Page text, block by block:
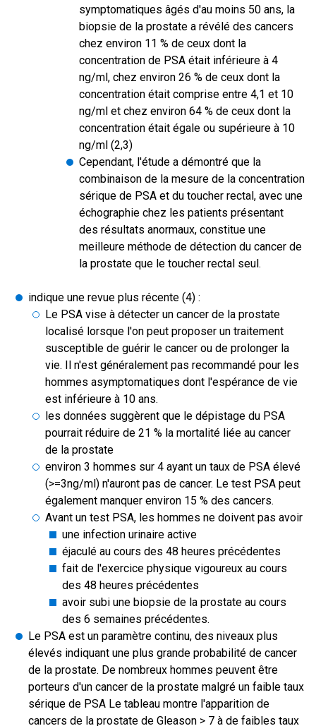
symptomatiques âgés d'au moins 50 ans, la
biopsie de la prostate a révélé des cancers
chez environ 11 % de ceux dont la
concentration de PSA était inférieure à 4
ng/ml, chez environ 26 % de ceux dont la
concentration était comprise entre 4,1 et 10
ng/ml et chez environ 64 % de ceux dont la
concentration était égale ou supérieure à 10
ng/ml (2,3)
Cependant, l'étude a démontré que la
combinaison de la mesure de la concentration
sérique de PSA et du toucher rectal, avec une
échographie chez les patients présentant
des résultats anormaux, constitue une
meilleure méthode de détection du cancer de
la prostate que le toucher rectal seul.
indique une revue plus récente (4) :
Le PSA vise à détecter un cancer de la prostate
localisé lorsque l'on peut proposer un traitement
susceptible de guérir le cancer ou de prolonger la
vie. Il n'est généralement pas recommandé pour les
hommes asymptomatiques dont l'espérance de vie
est inférieure à 10 ans.
les données suggèrent que le dépistage du PSA
pourrait réduire de 21 % la mortalité liée au cancer
de la prostate
environ 3 hommes sur 4 ayant un taux de PSA élevé
(>=3ng/ml) n'auront pas de cancer. Le test PSA peut
également manquer environ 15 % des cancers.
Avant un test PSA, les hommes ne doivent pas avoir
une infection urinaire active
éjaculé au cours des 48 heures précédentes
fait de l'exercice physique vigoureux au cours
des 48 heures précédentes
avoir subi une biopsie de la prostate au cours
des 6 semaines précédentes.
Le PSA est un paramètre continu, des niveaux plus
élevés indiquant une plus grande probabilité de cancer
de la prostate. De nombreux hommes peuvent être
porteurs d'un cancer de la prostate malgré un faible taux
sérique de PSA Le tableau montre l'apparition de
cancers de la prostate de Gleason > 7 à de faibles taux